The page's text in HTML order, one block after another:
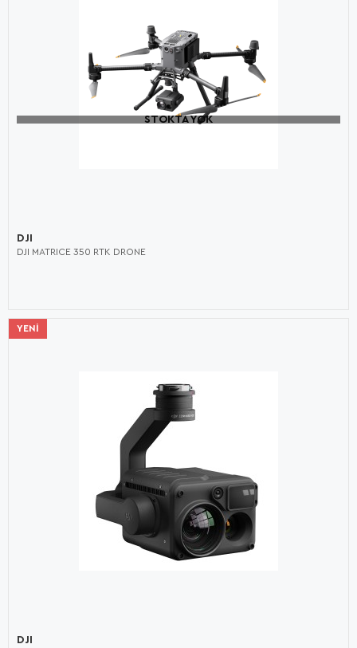
STOKTA YOK
DJI
DJI MATRICE 350 RTK DRONE
YENI
DJI